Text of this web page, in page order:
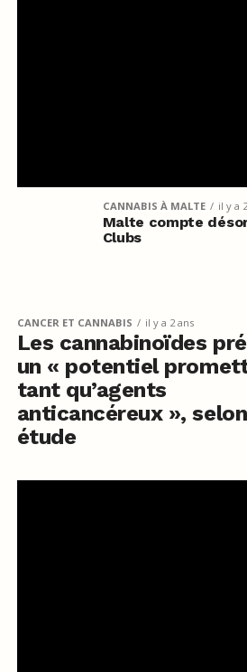
CANNABIS À MALTE il y a
Malte compte
Clubs
CANCER ET CANNABIS il y a 2 ans
Les cannabinoïdes
un « potentiel
tant qu’agents
anticancéreux »,
étude